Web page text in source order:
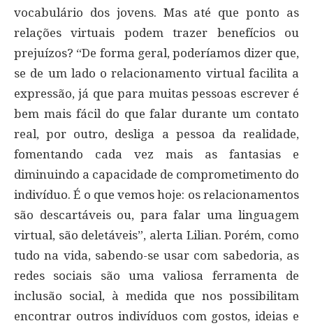
vocabulário dos jovens. Mas até que ponto as
relações virtuais podem trazer benefícios ou
prejuízos? “De forma geral, poderíamos dizer que,
se de um lado o relacionamento virtual facilita a
expressão, já que para muitas pessoas escrever é
bem mais fácil do que falar durante um contato
real, por outro, desliga a pessoa da realidade,
fomentando cada vez mais as fantasias e
diminuindo a capacidade de comprometimento do
indivíduo. É o que vemos hoje: os relacionamentos
são descartáveis ou, para falar uma linguagem
virtual, são deletáveis”, alerta Lilian. Porém, como
tudo na vida, sabendo-se usar com sabedoria, as
redes sociais são uma valiosa ferramenta de
inclusão social, à medida que nos possibilitam
encontrar outros indivíduos com gostos, ideias e